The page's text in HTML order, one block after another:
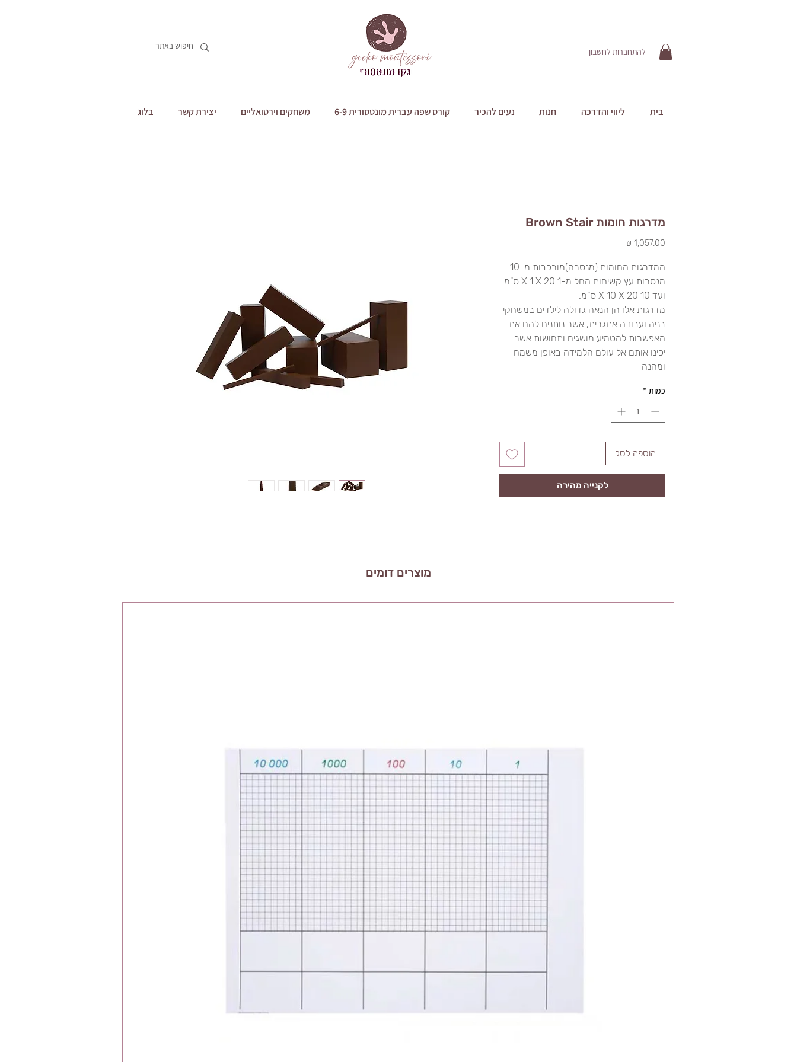
להתחברות לחשבון
בית ליווי והדרכה חנות נעים להכיר קורס שפה עברית מונטסורית 6-9 משחקים וירטואליים יצירת קשר בלוג
מדרגות חומות Brown Stair
המדרגות החומות (מנסרה)מורכבות מ-10
מנסרות עץ קשיחות החל מ-1 X 1 X 20 ס"מ
ועד 10 X 10 X 20 ס"מ.
מדרגות אלו הן הנאה גדולה לילדים במשחקי
בניה ועבודה אתגרית, אשר נותנים להם את
האפשרות להטמיע מושגים ותחושות אשר
יכינו אותם אל עולם הלמידה באופן משמח
ומהנה
כמות *
הוספה לסל
לקנייה מהירה
מוצרים דומים